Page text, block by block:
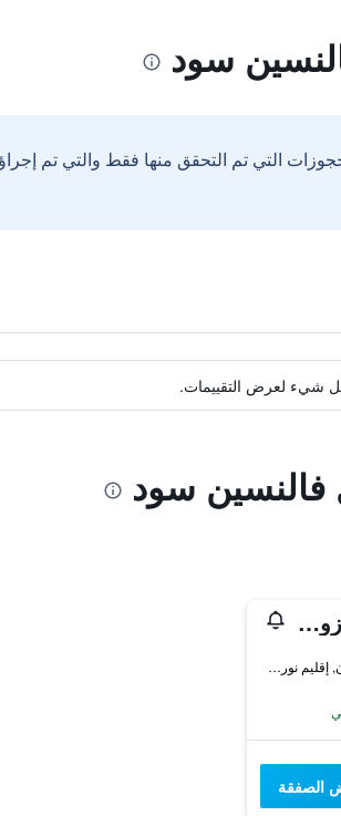
سود
التي تم التحقق منها فقط والتي تم
شيء لعرض التقييمات.
فالنسين سود
رويال هاينوت سبا آند ريزورت هوتل
6 Place de l'Hôpital Général, فالنسيان, إقليم نور, فرنسا
الصفقة